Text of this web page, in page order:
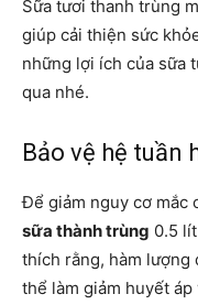
Sữa tươi thanh trùng
giúp cải thiện sức
những lợi ích của sữa
qua nhé.
Bảo vệ hệ tuần
Để giảm nguy cơ mắc
sữa thành trùng 0.5
thích rằng, hàm lượng
thể làm giảm huyết